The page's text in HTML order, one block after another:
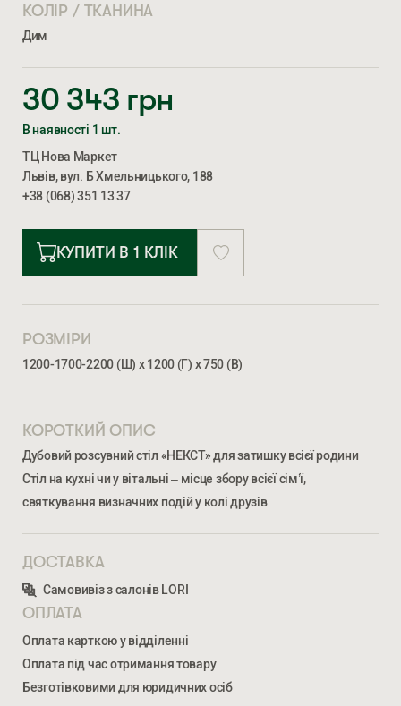
КОЛІР / ТКАНИНА
Дим
30 343 грн
В наявності 1 шт.
ТЦ Нова Маркет
Львів, вул. Б Хмельницького, 188
+38 (068) 351 13 37
КУПИТИ В 1 КЛІК
РОЗМІРИ
1200-1700-2200 (Ш) х 1200 (Г) х 750 (В)
КОРОТКИЙ ОПИС
Дубовий розсувний стіл «НЕКСТ» для затишку всієї родини
Стіл на кухні чи у вітальні – місце збору всієї сім’ї,
святкування визначних подій у колі друзів
ДОСТАВКА
Самовивіз з салонів LORI
ОПЛАТА
Оплата карткою у відділенні
Оплата під час отримання товару
Безготівковими для юридичних осіб
Ми відкриті для співпраці з компаніями, які займаються
облаштуванням житлової та комерційної нерухомості
ВВЕДІТЬ ВАШЕ ПРІЗВИЩЕ ТА ІМ’Я *